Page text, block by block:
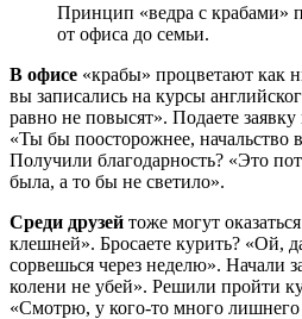
Принцип «ведра с крабами»
от офиса до семьи.
В офисе «крабы» процветают как
вы записались на курсы
равно не повысят». Подаете
«Ты бы поосторожнее, начальство
Получили благодарность? «Это
была, а то бы не светило».
Среди друзей тоже могут
клешней». Бросаете курить? «Ой,
сорвешься через неделю». Начали
колени не убей». Решили пройти
«Смотрю, у кого-то много